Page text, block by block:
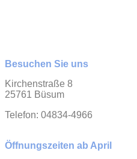
Besuchen Sie uns
Kirchenstraße 8
25761 Büsum
Telefon: 04834-4966
Öffnungszeiten ab April